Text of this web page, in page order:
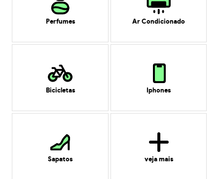
Perfumes Ar Condicionado
Bicicletas Iphones
Sapatos veja mais